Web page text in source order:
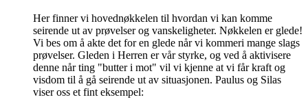
Her finner vi hovednøkkelen til hvordan vi kan komme
seirende ut av prøvelser og vanskeligheter. Nøkkelen er glede!
Vi bes om å akte det for en glede når vi kommeri mange slags
prøvelser. Gleden i Herren er vår styrke, og ved å aktivisere
denne når ting "butter i mot" vil vi kjenne at vi får kraft og
visdom til å gå seirende ut av situasjonen. Paulus og Silas
viser oss et fint eksempel: